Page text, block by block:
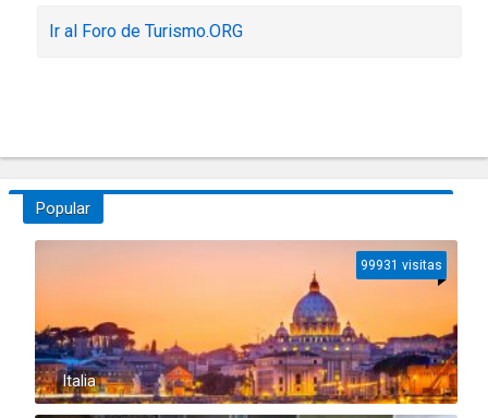
Ir al Foro de Turismo.ORG
Popular
Italia
99931 visitas